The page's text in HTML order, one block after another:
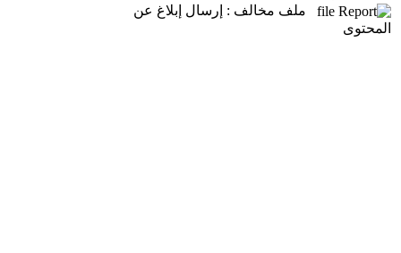
ملف مخالف : إرسال إبلاغ عن
المحتوى